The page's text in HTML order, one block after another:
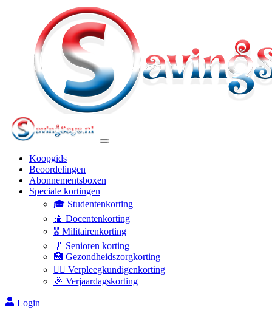
Koopgids
Beoordelingen
Abonnementsboxen
Speciale kortingen
🎓 Studentenkorting
🍎 Docentenkorting
🎖️ Militairenkorting
👴 Senioren korting
🏥 Gezondheidszorgkorting
👩‍⚕️ Verpleegkundigenkorting
🎉 Verjaardagskorting
Login